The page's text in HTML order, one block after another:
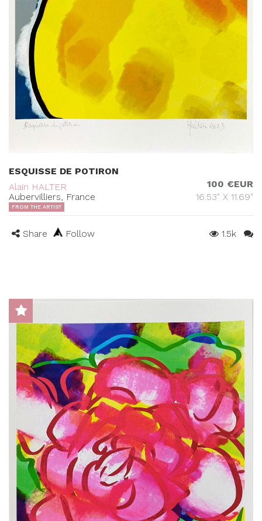
ESQUISSE DE POTIRON
Alain HALTER
Aubervilliers, France
100 €EUR
16.53" X 11.69"
FROM THE ARTIST
Share Follow 1.5k